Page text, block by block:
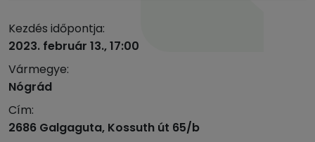
Kezdés időpontja:
2023. február 13., 17:00
Vármegye:
Nógrád
Cím:
2686 Galgaguta, Kossuth út 65/b